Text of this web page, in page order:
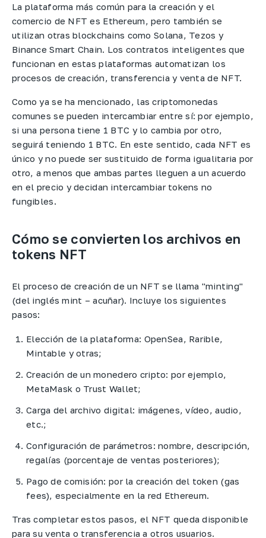
La plataforma más común para la creación y el
comercio de NFT es Ethereum, pero también se
utilizan otras blockchains como Solana, Tezos y
Binance Smart Chain. Los contratos inteligentes que
funcionan en estas plataformas automatizan los
procesos de creación, transferencia y venta de NFT.
Como ya se ha mencionado, las criptomonedas
comunes se pueden intercambiar entre sí: por ejemplo,
si una persona tiene 1 BTC y lo cambia por otro,
seguirá teniendo 1 BTC. En este sentido, cada NFT es
único y no puede ser sustituido de forma igualitaria por
otro, a menos que ambas partes lleguen a un acuerdo
en el precio y decidan intercambiar tokens no
fungibles.
Cómo se convierten los archivos en
tokens NFT
El proceso de creación de un NFT se llama "minting"
(del inglés mint – acuñar). Incluye los siguientes
pasos:​
Elección de la plataforma: OpenSea, Rarible,
Mintable y otras;
Creación de un monedero cripto: por ejemplo,
MetaMask o Trust Wallet;
Carga del archivo digital: imágenes, vídeo, audio,
etc.;
Configuración de parámetros: nombre, descripción,
regalías (porcentaje de ventas posteriores);
Pago de comisión: por la creación del token (gas
fees), especialmente en la red Ethereum.​
Tras completar estos pasos, el NFT queda disponible
para su venta o transferencia a otros usuarios.